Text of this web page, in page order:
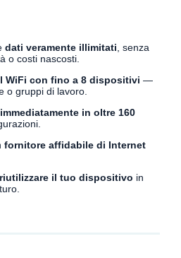
dati veramente illimitati , senza
o costi nascosti.
WiFi con fino a 8 dispositivi —
o gruppi di lavoro.
immediatamente in oltre 160
fornitore affidabile di Internet
il tuo dispositivo in